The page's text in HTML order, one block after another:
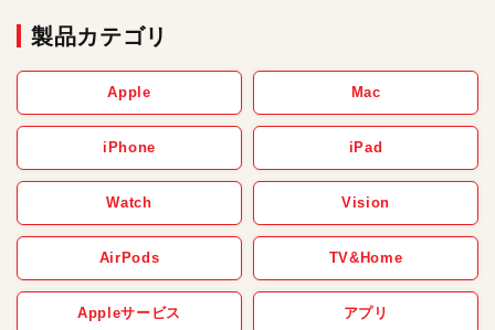
製品カテゴリ
Apple Mac
iPhone iPad
Watch Vision
AirPods TV&Home
Appleサービス アプリ